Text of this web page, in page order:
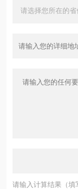
请输入计算结果（